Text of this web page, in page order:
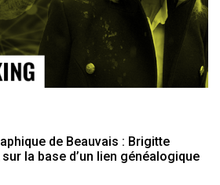
de Beauvais : Brigitte
la base d’un lien généalogique